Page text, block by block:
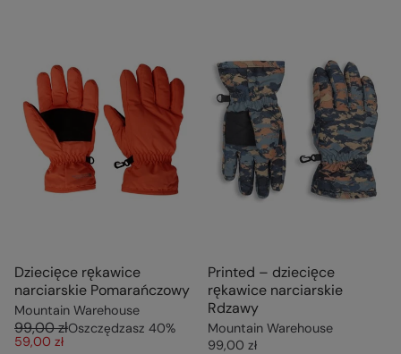
Dziecięce rękawice
narciarskie Pomarańczowy
Mountain Warehouse
99,00 złOszczędzasz 40%
59,00 zł
Printed – dziecięce
rękawice narciarskie
Rdzawy
Mountain Warehouse
99,00 zł